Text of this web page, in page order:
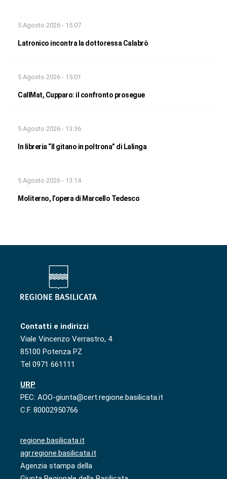
5 Agosto 2026 - 15:07
Latronico incontra la dottoressa Calabrò
5 Agosto 2026 - 15:01
CallMat, Cupparo: il confronto prosegue
5 Agosto 2026 - 13:36
In libreria “Il gitano in poltrona” di Lalinga
5 Agosto 2026 - 13:14
Moliterno, l’opera di Marcello Tedesco
Contatti e indirizzi
Viale Vincenzo Verrastro, 4
85100 Potenza PZ
Tel 0971 661111
URP
PEC: AOO-giunta@cert.regione.basilicata.it
C.F. 80002950766
regione.basilicata.it
agr.regione.basilicata.it
Agenzia stampa della